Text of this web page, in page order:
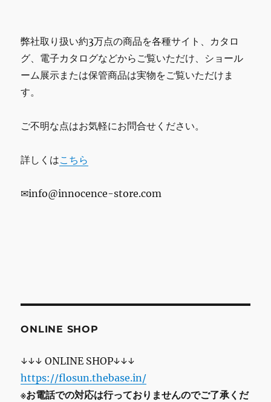
弊社取り扱い約3万点の商品を各種サイト、カタロ
グ、電子カタログなどからご覧いただけ、ショール
ーム展示または保管商品は実物をご覧いただけま
す。
ご不明な点はお気軽にお問合せください。
詳しくはこちら
✉info@innocence-store.com
ONLINE SHOP
↓↓↓ ONLINE SHOP↓↓↓
https://flosun.thebase.in/
※お電話での対応は行っておりませんのでご了承くだ